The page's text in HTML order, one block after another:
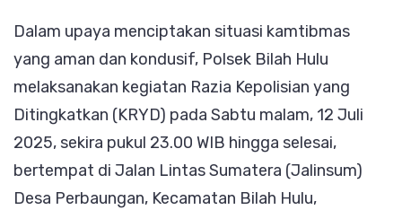
KRYD
di
Jalinsum
Desa
Perbaungan
Berantas
Dalam upaya menciptakan situasi kamtibmas
yang aman dan kondusif, Polsek Bilah Hulu
melaksanakan kegiatan Razia Kepolisian yang
Ditingkatkan (KRYD) pada Sabtu malam, 12 Juli
2025, sekira pukul 23.00 WIB hingga selesai,
bertempat di Jalan Lintas Sumatera (Jalinsum)
Desa Perbaungan, Kecamatan Bilah Hulu,